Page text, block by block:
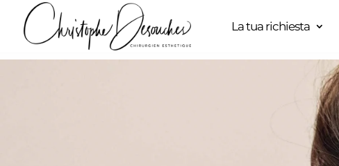
La tua richiesta